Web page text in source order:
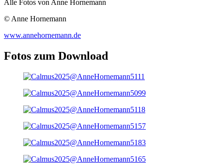
Alle Fotos von Anne Hornemann
© Anne Hornemann
www.annehornemann.de
Fotos zum Download